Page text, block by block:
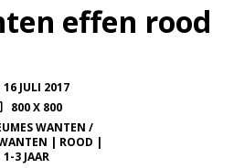
effen rood
16 JULI 2017
800 X 800
WANTEN /
| ROOD |
1-3 JAAR